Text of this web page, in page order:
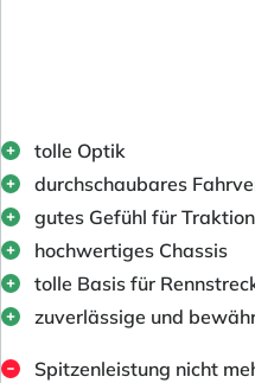
tolle Optik
durchschaubares
gutes Gefühl für Traktion
hochwertiges Chassis
tolle Basis für
zuverlässige und
Spitzenleistung nicht